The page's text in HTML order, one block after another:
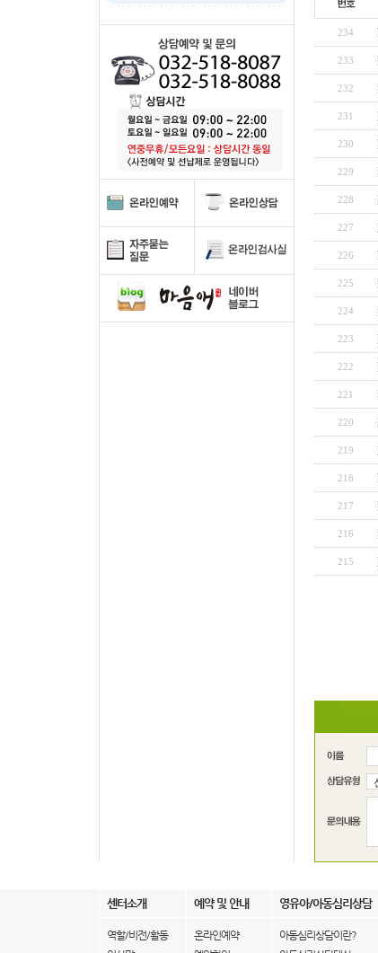
234
233
232
231
230
229
228
227
226
225
224
223
222
221
220
219
218
217
216
215
센터소개 예약 및 안내 영유아/아동심리상담
역할/비전/활동
온라인예약
아동심리상담이란?